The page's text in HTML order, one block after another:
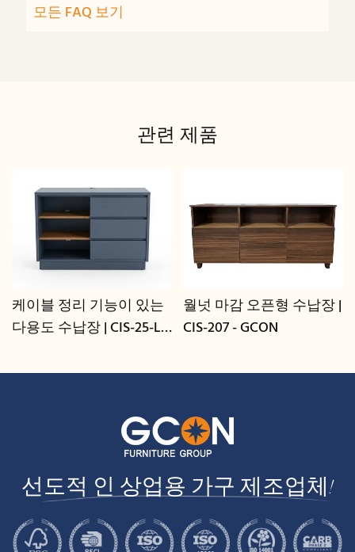
모든 FAQ 보기
관련 제품
케이블 정리 기능이 있는
다용도 수납장 | CIS-25-L -
월넛 마감 오픈형 수납장 |
CIS-207 - GCON
선도적 인 상업용 가구 제조업체!